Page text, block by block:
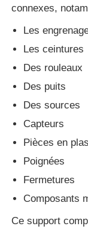
Distributeur
Recycleur de
connexes,
Les
Les ceintures
Des rouleaux
Des puits
Des sources
Capteurs
Pièces en
Poignées
Fermetures
Composants
Ce support